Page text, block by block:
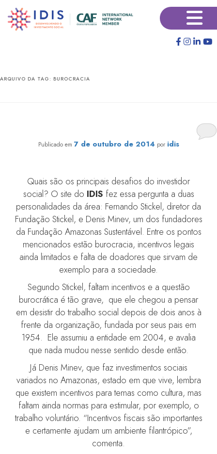
para
para
×
ARQUIVO DA TAG: BUROCRACIA
Publicado em 7 de outubro de 2014 por idis
Quais são os principais desafios do investidor
social? O site do IDIS fez essa pergunta a duas
personalidades da área: Fernando Stickel, diretor da
Fundação Stickel, e Denis Minev, um dos fundadores
da Fundação Amazonas Sustentável. Entre os pontos
mencionados estão burocracia, incentivos legais
ainda limitados e falta de doadores que sirvam de
exemplo para a sociedade.
Segundo Stickel, faltam incentivos e a questão
burocrática é tão grave, que ele chegou a pensar
em desistir do trabalho social depois de dois anos à
frente da organização, fundada por seus pais em
1954. Ele assumiu a entidade em 2004, e avalia
que nada mudou nesse sentido desde então.
Já Denis Minev, que faz investimentos sociais
variados no Amazonas, estado em que vive, lembra
que existem incentivos para temas como cultura, mas
faltam ainda normas para estimular, por exemplo, o
trabalho voluntário. “Incentivos fiscais são importantes
e certamente ajudam um ambiente filantrópico”,
comenta.